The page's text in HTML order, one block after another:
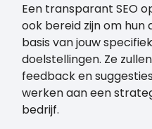
Een transparant SEO
ook bereid zijn om
basis van jouw
doelstellingen. Ze
feedback en
werken aan een
bedrijf.